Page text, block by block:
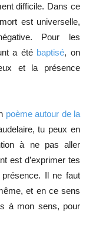
difficile. Dans ce
est universelle,
Pour les
a été baptisé, on
et la présence
poème autour de la
tu peux en
à ne pas aller
est d’exprimer tes
Il ne faut
et en ce sens
à mon sens, pour